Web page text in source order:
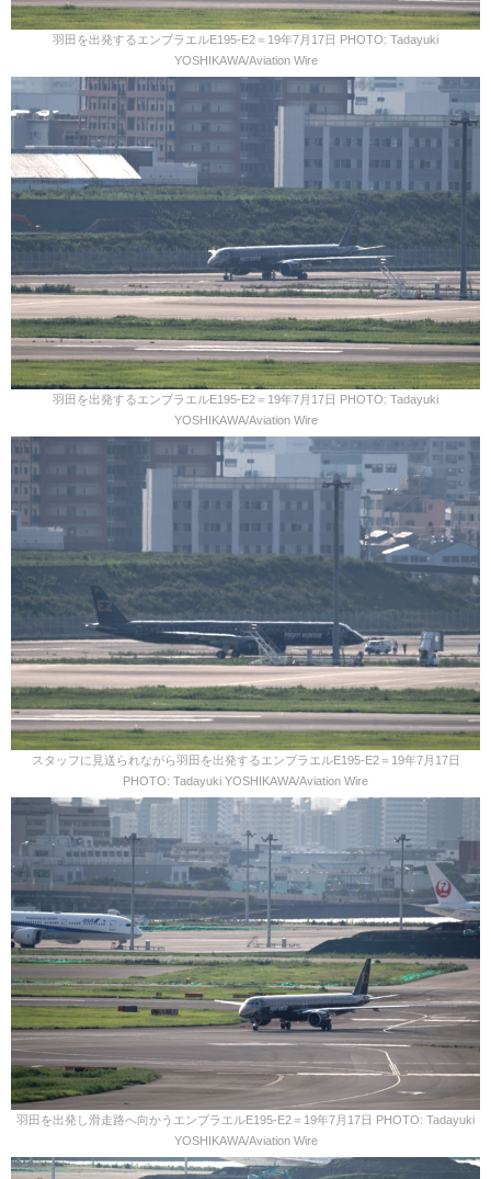
羽田を出発するエンブラエルE195-E2＝19年7月17日 PHOTO: Tadayuki
YOSHIKAWA/Aviation Wire
羽田を出発するエンブラエルE195-E2＝19年7月17日 PHOTO: Tadayuki
YOSHIKAWA/Aviation Wire
スタッフに見送られながら羽田を出発するエンブラエルE195-E2＝19年7月17日
PHOTO: Tadayuki YOSHIKAWA/Aviation Wire
羽田を出発し滑走路へ向かうエンブラエルE195-E2＝19年7月17日 PHOTO: Tadayuki
YOSHIKAWA/Aviation Wire